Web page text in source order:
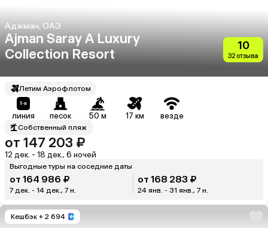
Аджман, ОАЭ
Ajman Saray A Luxury
Collection Resort
10
32 отзыва
Летим Аэрофлотом
линия песок 50 м 17 км везде
Собственный пляж
от 147 203 ₽
12 дек. - 18 дек., 6 ночей
Выгодные туры на соседние даты
от 164 986 ₽
7 дек. - 14 дек., 7 н.
от 168 283 ₽
24 янв. - 31 янв., 7 н.
Кешбэк + 2 694